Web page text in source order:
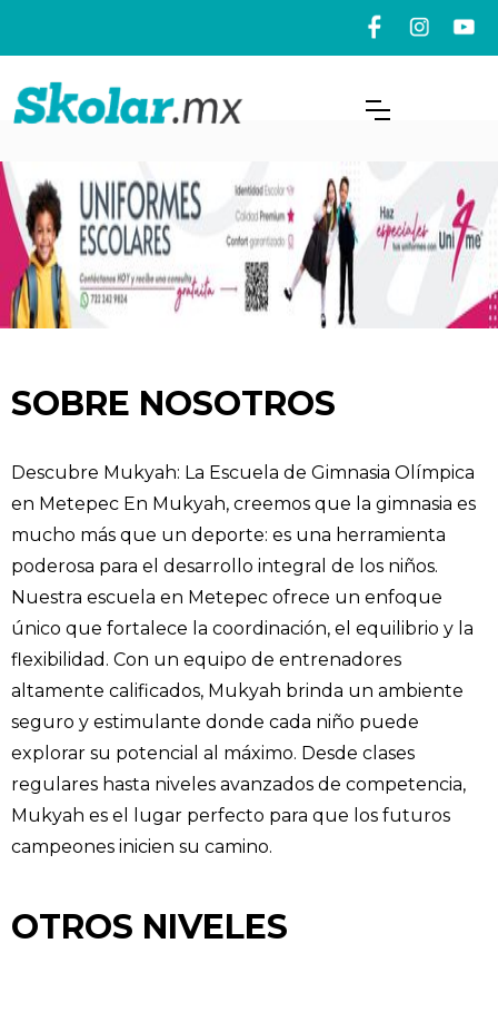
SOBRE NOSOTROS
Descubre Mukyah: La Escuela de Gimnasia Olímpica
en Metepec En Mukyah, creemos que la gimnasia es
mucho más que un deporte: es una herramienta
poderosa para el desarrollo integral de los niños.
Nuestra escuela en Metepec ofrece un enfoque
único que fortalece la coordinación, el equilibrio y la
flexibilidad. Con un equipo de entrenadores
altamente calificados, Mukyah brinda un ambiente
seguro y estimulante donde cada niño puede
explorar su potencial al máximo. Desde clases
regulares hasta niveles avanzados de competencia,
Mukyah es el lugar perfecto para que los futuros
campeones inicien su camino.
OTROS NIVELES